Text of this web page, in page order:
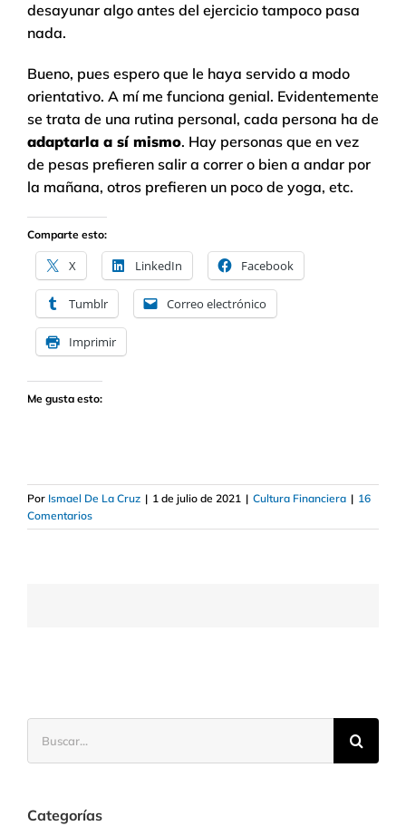
desayunar algo antes del ejercicio tampoco pasa
nada.
Bueno, pues espero que le haya servido a modo
orientativo. A mí me funciona genial. Evidentemente
se trata de una rutina personal, cada persona ha de
adaptarla a sí mismo. Hay personas que en vez
de pesas prefieren salir a correr o bien a andar por
la mañana, otros prefieren un poco de yoga, etc.
Comparte esto:
X LinkedIn Facebook
Tumblr Correo electrónico
Imprimir
Me gusta esto:
Por Ismael De La Cruz | 1 de julio de 2021 | Cultura Financiera | 16
Comentarios
Categorías